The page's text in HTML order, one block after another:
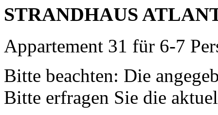
STRANDHAUS
Appartement 31 für 6-7
Bitte beachten: Die
Bitte erfragen Sie die